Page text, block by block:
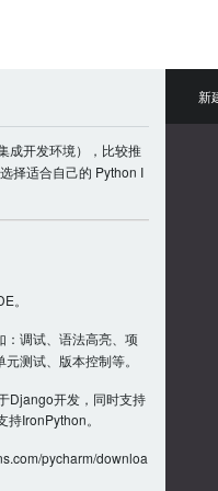
集成开发环境），比较推
择适合自己的 Python I
。
：调试、语法高亮、项
测试、版本控制等。
Django开发，同时支持
IronPython。
pycharm/downloa
新